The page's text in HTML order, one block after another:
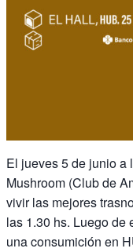
El jueves 5 de junio a
Mushroom (Club de
vivir las mejores
las 1.30 hs. Luego de
una consumición en